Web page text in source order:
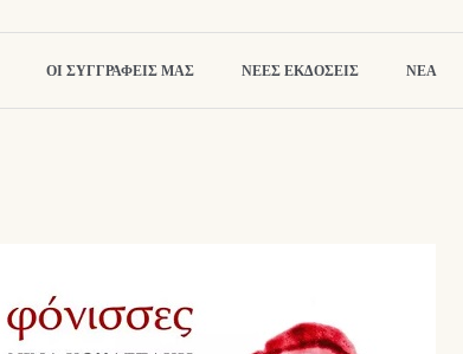
ΟΙ ΣΥΓΓΡΑΦΕΙΣ ΜΑΣ ΝΕΕΣ ΕΚΔΟΣΕΙΣ ΝΕΑ